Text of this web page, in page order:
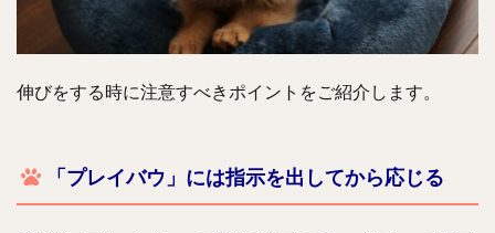
伸びをする時に注意すべきポイントをご紹介します。
「プレイバウ」には指示を出してから応じる